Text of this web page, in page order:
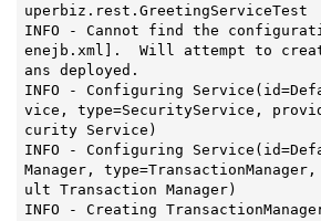
uperbiz.rest.GreetingServiceTest
INFO - Cannot find the
enejb.xml].  Will attempt to
ans deployed.
INFO - Configuring Service
vice, type=SecurityService,
curity Service)
INFO - Configuring Service
Manager,
ult Transaction Manager)
INFO - Creating